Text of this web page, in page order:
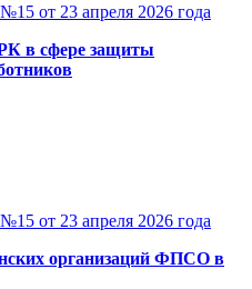
от 23 апреля 2026 года
в сфере защиты
от 23 апреля 2026 года
организаций ФПСО в